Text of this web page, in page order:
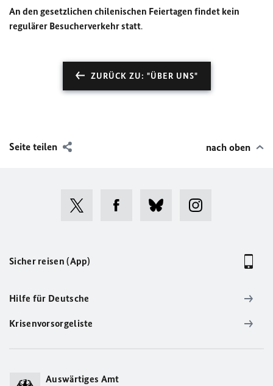
An den gesetzlichen chilenischen Feiertagen findet kein
regulärer Besucherverkehr statt.
ZURÜCK ZU: "ÜBER UNS"
Seite teilen nach oben
Sicher reisen (App)
Hilfe für Deutsche
Krisenvorsorgeliste
Auswärtiges Amt